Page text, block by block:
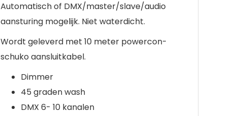
Automatisch of DMX/master/slave/audio
aansturing mogelijk. Niet waterdicht.
Wordt geleverd met 10 meter powercon-
schuko aansluitkabel.
Dimmer
45 graden wash
DMX 6- 10 kanalen